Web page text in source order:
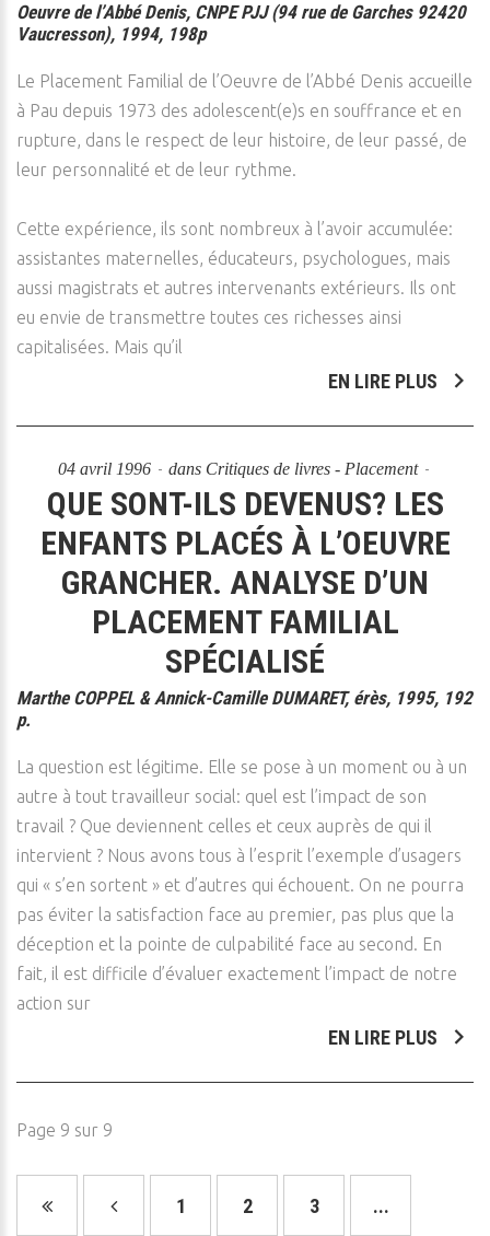
Oeuvre de l’Abbé Denis, CNPE PJJ (94 rue de Garches 92420
Vaucresson), 1994, 198p
Le Placement Familial de l’Oeuvre de l’Abbé Denis accueille
à Pau depuis 1973 des adolescent(e)s en souffrance et en
rupture, dans le respect de leur histoire, de leur passé, de
leur personnalité et de leur rythme.
Cette expérience, ils sont nombreux à l’avoir accumulée:
assistantes maternelles, éducateurs, psychologues, mais
aussi magistrats et autres intervenants extérieurs. Ils ont
eu envie de transmettre toutes ces richesses ainsi
capitalisées. Mais qu’il
EN LIRE PLUS
04 avril 1996 dans Critiques de livres - Placement
QUE SONT-ILS DEVENUS? LES
ENFANTS PLACÉS À L’OEUVRE
GRANCHER. ANALYSE D’UN
PLACEMENT FAMILIAL
SPÉCIALISÉ
Marthe COPPEL & Annick-Camille DUMARET, érès, 1995, 192
p.
La question est légitime. Elle se pose à un moment ou à un
autre à tout travailleur social: quel est l’impact de son
travail ? Que deviennent celles et ceux auprès de qui il
intervient ? Nous avons tous à l’esprit l’exemple d’usagers
qui « s’en sortent » et d’autres qui échouent. On ne pourra
pas éviter la satisfaction face au premier, pas plus que la
déception et la pointe de culpabilité face au second. En
fait, il est difficile d’évaluer exactement l’impact de notre
action sur
EN LIRE PLUS
Page 9 sur 9
1 2 3 ...